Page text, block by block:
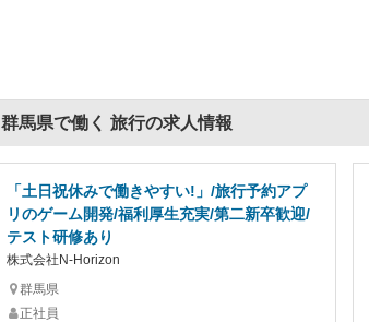
群馬県で働く 旅行の求人情報
「土日祝休みで働きやすい!」/旅行予約アプ
リのゲーム開発/福利厚生充実/第二新卒歓迎/
テスト研修あり
株式会社N-Horizon
群馬県
正社員